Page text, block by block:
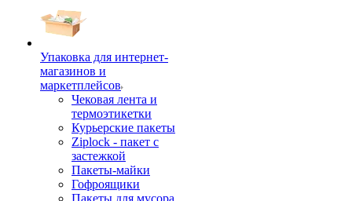
Упаковка для интернет-
магазинов и
маркетплейсов
Чековая лента и
термоэтикетки
Курьерские пакеты
Ziplock - пакет с
застежкой
Пакеты-майки
Гофроящики
Пакеты для мусора